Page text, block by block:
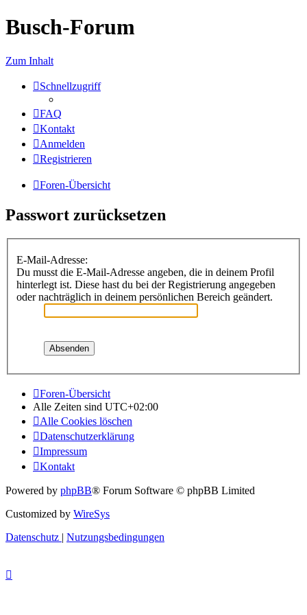
Busch-Forum
Zum Inhalt
Schnellzugriff
FAQ
Kontakt
Anmelden
Registrieren
Foren-Übersicht
Passwort zurücksetzen
E-Mail-Adresse:
Du musst die E-Mail-Adresse angeben, die in deinem Profil
hinterlegt ist. Diese hast du bei der Registrierung angegeben
oder nachträglich in deinem persönlichen Bereich geändert.
Foren-Übersicht
Alle Zeiten sind UTC+02:00
Alle Cookies löschen
Datenschutzerklärung
Impressum
Kontakt
Powered by phpBB® Forum Software © phpBB Limited
Customized by WireSys
Datenschutz | Nutzungsbedingungen